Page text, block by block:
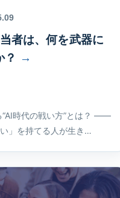
者は、何を武器に
？
時代の戦い方”とは？ ――
」を持てる人が生き…